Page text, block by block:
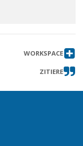
Artikel abrufen
WORKSPACE
ZITIERE